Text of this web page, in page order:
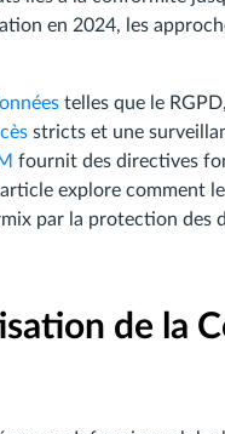
en 2024, les
telles que le
stricts et une
fournit des directives
explore comment
par la protection des
de la